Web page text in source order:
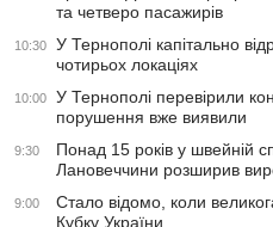
та четверо пасажирів
10:30
У Тернополі капітально
чотирьох локаціях
10:00
У Тернополі перевірили
порушення вже виявили
9:30
Понад 15 років у швейній
Лановеччини розширив
9:00
Стало відомо, коли
Кубку України